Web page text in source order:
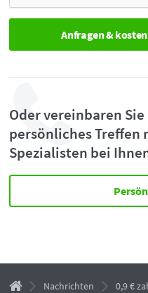
Oder vereinbaren
persönliches Treffen
Spezialisten bei
Nachrichten 0,9 €